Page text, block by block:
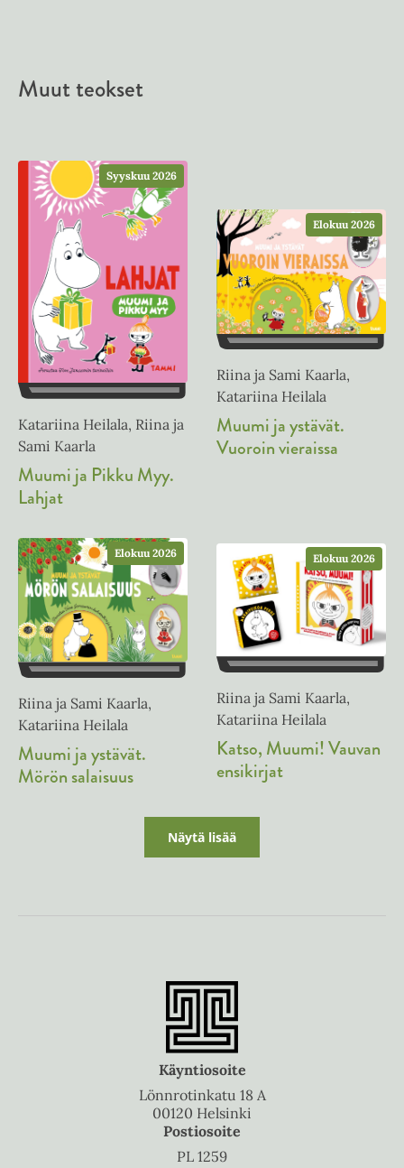
Muut teokset
Syyskuu 2026
Katariina Heilala, Riina ja
Sami Kaarla
Muumi ja Pikku Myy.
Lahjat
Elokuu 2026
Riina ja Sami Kaarla,
Katariina Heilala
Muumi ja ystävät.
Vuoroin vieraissa
Elokuu 2026
Riina ja Sami Kaarla,
Katariina Heilala
Muumi ja ystävät.
Mörön salaisuus
Elokuu 2026
Riina ja Sami Kaarla,
Katariina Heilala
Katso, Muumi! Vauvan
ensikirjat
Näytä lisää
Käyntiosoite
Lönnrotinkatu 18 A
00120 Helsinki
Postiosoite
PL 1259